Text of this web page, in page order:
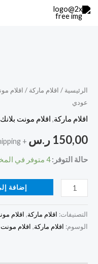
تخطي
الرئيسية / اقلام ماركة / اقلام
عودي
اقلام ماركة, اقلام مونت
150,00 ر.س + Free Shipping
حالة التوفر: 4 متوفر في المخزون (يمكن الحجز بالطلب المسبق)
مونت
بلانك
هوقو
إضافة
التصنيفات: اقلام ماركة, اقلام
الوسوم: اقلام ماركة, اقلام مونت